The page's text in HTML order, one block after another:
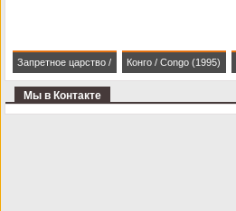
Запретное царство /
The Forbidden
Конго / Congo (1995)
Мы в Контакте